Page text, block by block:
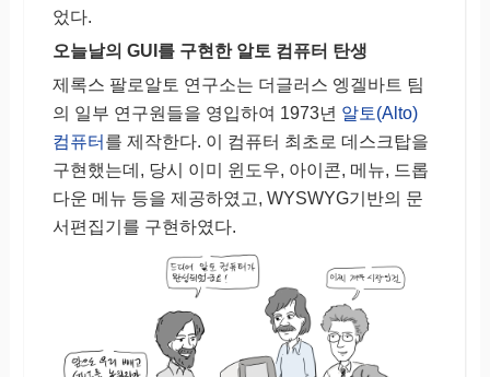
었다.
오늘날의 GUI를 구현한 알토 컴퓨터 탄생
제록스 팔로알토 연구소는 더글러스 엥겔바트 팀
의 일부 연구원들을 영입하여 1973년 알토(Alto)
컴퓨터 를 제작한다. 이 컴퓨터 최초로 데스크탑을
구현했는데, 당시 이미 윈도우, 아이콘, 메뉴, 드롭
다운 메뉴 등을 제공하였고, WYSWYG기반의 문
서편집기를 구현하였다.